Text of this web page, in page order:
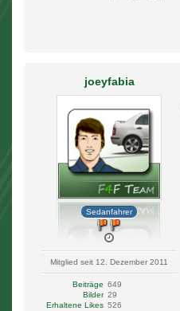
joeyfabia
Sedanfahrer
Mitglied seit 12. Dezember 2011
Beiträge 649
Bilder 29
Erhaltene Likes 526